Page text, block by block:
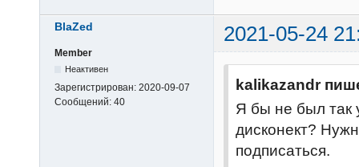
table
for i,
end
table
a.difference
return
BlaZed 2021-05-24
Member
Неактивен
Зарегистрирован: 2020-09-07
Сообщений: 40
kalikazandr
Я бы не был так
дисконект?
подписаться.